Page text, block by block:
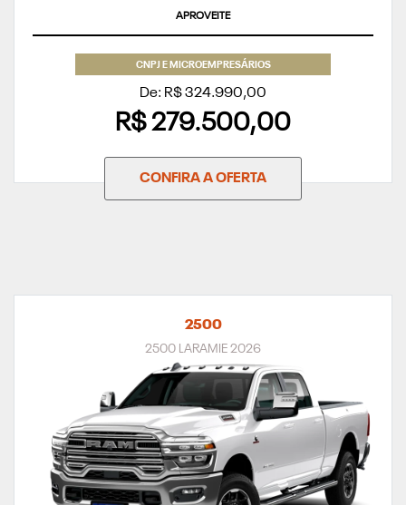
APROVEITE
CNPJ E MICROEMPRESÁRIOS
De: R$ 324.990,00
R$ 279.500,00
CONFIRA A OFERTA
2500
2500 LARAMIE 2026